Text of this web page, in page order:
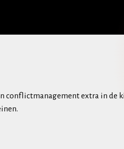
conflictmanagement extra in de